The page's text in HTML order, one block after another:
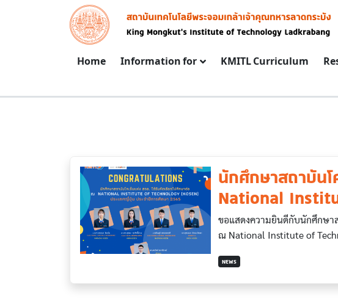
Skip to main content
Image
Main navigation
Home Information for KMITL Curriculum
นักศึกษาสถาบัน
National
ขอแสดงความยินดีกับนักศึกษา
ณ National Institute of
NEWS